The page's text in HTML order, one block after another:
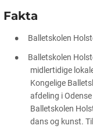
Fakta
Balletskolen
Balletskolen
midlertidige
Kongelige
afdeling i
Balletskolen
dans og kunst.